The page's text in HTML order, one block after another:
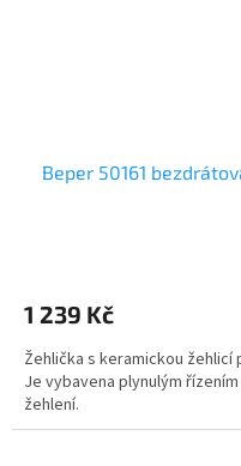
Beper 50161
1 239 Kč
Žehlička s keramickou
Je vybavena plynulým
žehlení.